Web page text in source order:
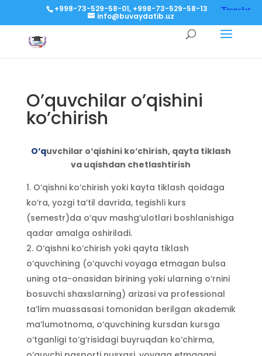
+998-73-529-58-01, +998-73-529-58-13
info@buvaydatib.uz
O’quvchilar o’qishini
ko’chirish
O‘quvchilar o‘qishini ko‘chirish, qayta tiklash
va uqishdan chetlashtirish
O‘qishni ko‘chirish yoki kayta tiklash qoidaga
ko‘ra, yozgi ta’til davrida, tegishli kurs
(semestr)da o‘quv mashg‘ulotlari boshlanishiga
qadar amalga oshiriladi.
O‘qishni ko‘chirish yoki qayta tiklash
o‘quvchining (o‘quvchi voyaga etmagan bulsa
uning ota-onasidan birining yoki ularning o‘rnini
bosuvchi shaxslarning) arizasi va professional
ta’lim muassasasi tomonidan berilgan akademik
ma’lumotnoma, o‘quvchining kursdan kursga
o‘tganligi to‘g‘risidagi buyruqdan ko‘chirma,